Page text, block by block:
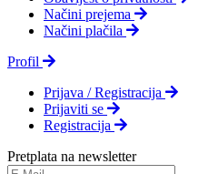
Načini prejema
Načini plačila
Profil
Prijava / Registracija
Prijaviti se
Registracija
Pretplata na newsletter